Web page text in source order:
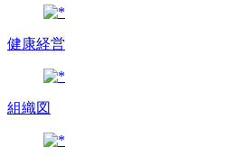
健康経営
組織図